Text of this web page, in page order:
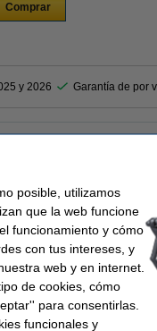
Comprar
y 2026 Garantía de por
juntos de forma organizada.
está hecha de cartón
carpeta tiene dos anillos,
el pulgar y una etiqueta de
posible, utilizamos
que la web funcione
funcionamiento y cómo
con tus intereses, y
web y en internet.
de cookies, cómo
para consentirlas.
funcionales y